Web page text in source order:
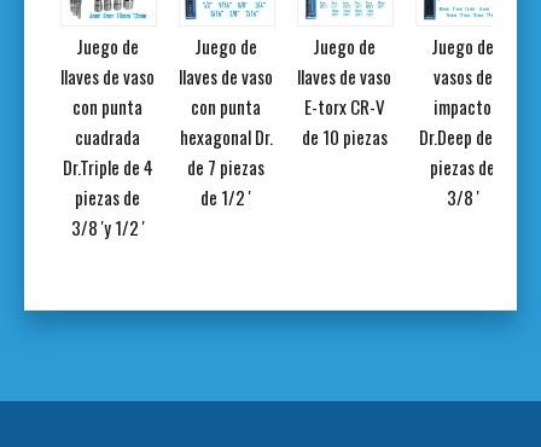
Juego de
llaves de vaso
con punta
cuadrada
Dr.Triple de 4
piezas de
3/8 'y 1/2 '
Juego de
llaves de vaso
con punta
hexagonal Dr.
de 7 piezas
de 1/2 '
Juego de
llaves de vaso
E-torx CR-V
de 10 piezas
Juego de
vasos de
impacto
Dr.Deep de 9
piezas de
3/8 '